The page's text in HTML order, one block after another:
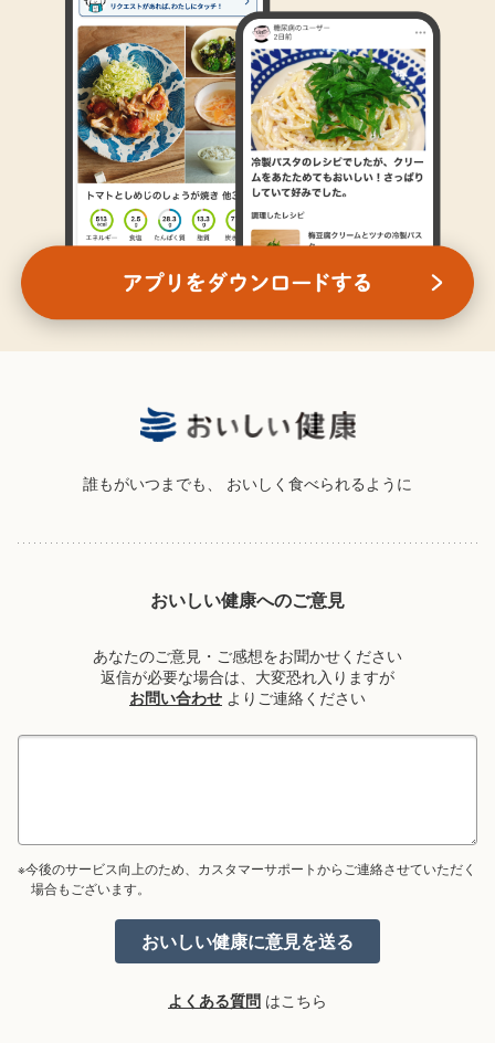
誰もがいつまでも、 おいしく食べられるように
おいしい健康へのご意見
あなたのご意見・ご感想をお聞かせください
返信が必要な場合は、大変恐れ入りますが
お問い合わせ よりご連絡ください
※今後のサービス向上のため、カスタマーサポートからご連絡させていただく
場合もございます。
よくある質問 はこちら